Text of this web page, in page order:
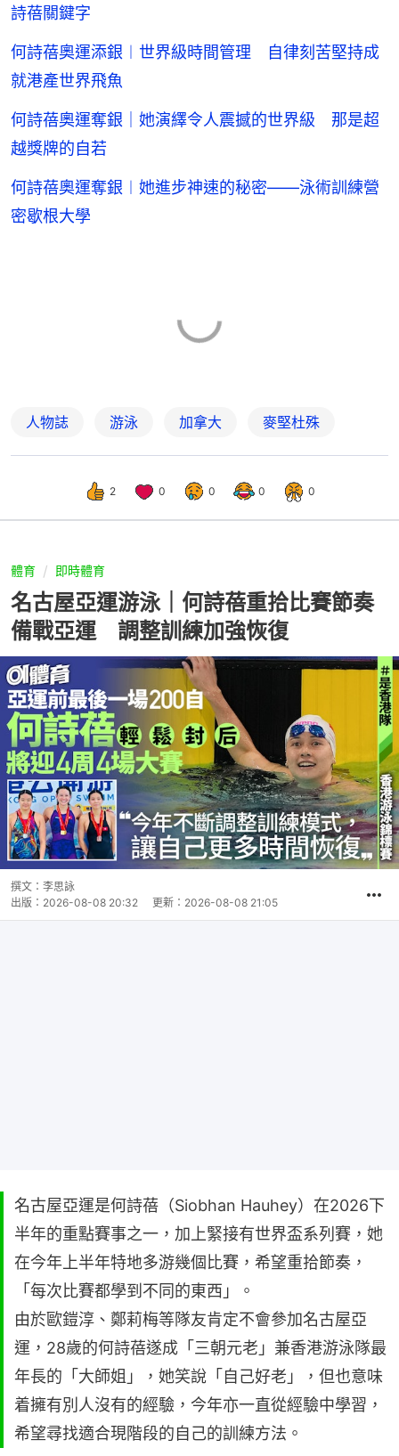
詩蓓關鍵字
何詩蓓奧運添銀︱世界級時間管理 自律刻苦堅持成
就港產世界飛魚
何詩蓓奧運奪銀｜她演繹令人震撼的世界級 那是超
越獎牌的自若
何詩蓓奧運奪銀︱她進步神速的秘密——泳術訓練營
密歇根大學
人物誌 游泳 加拿大 麥堅杜殊
2 0 0 0 0
體育 即時體育
名古屋亞運游泳｜何詩蓓重拾比賽節奏
備戰亞運 調整訓練加強恢復
撰文： 李思詠
出版： 2026-08-08 20:32 更新： 2026-08-08 21:05
名古屋亞運是何詩蓓（Siobhan Hauhey）在2026下
半年的重點賽事之一，加上緊接有世界盃系列賽，她
在今年上半年特地多游幾個比賽，希望重拾節奏，
「每次比賽都學到不同的東西」。
由於歐鎧淳、鄭莉梅等隊友肯定不會參加名古屋亞
運，28歲的何詩蓓遂成「三朝元老」兼香港游泳隊最
年長的「大師姐」，她笑說「自己好老」，但也意味
着擁有別人沒有的經驗，今年亦一直從經驗中學習，
希望尋找適合現階段的自己的訓練方法。